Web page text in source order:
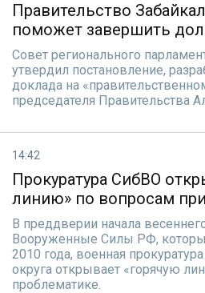
Правительство
поможет завершить
Совет регионального
утвердил постановление,
доклада на
председателя Правительства
14:42
Прокуратура СибВО
линию» по вопросам
В преддверии начала
Вооруженные Силы РФ,
2010 года, военная
округа открывает «горячую
проблематике.